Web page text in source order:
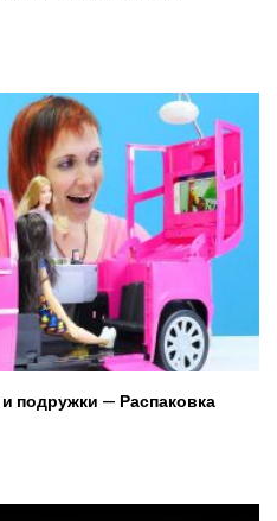
подружки — Распаковка